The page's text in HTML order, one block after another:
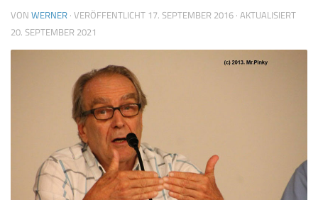
VON WERNER · VERÖFFENTLICHT 17. SEPTEMBER 2016 · AKTUALISIERT
20. SEPTEMBER 2021